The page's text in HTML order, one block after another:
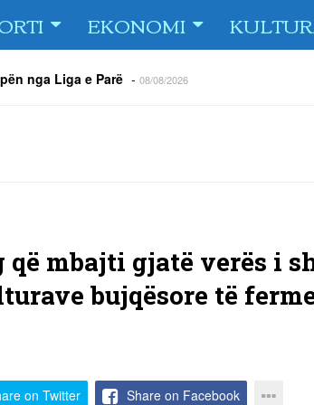
EKONOMI
-07/08/2026
Dritën
mbajti gjatë verës i
bujqësore të
on Twitter Share on Facebook